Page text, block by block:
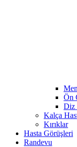
Ön
Diz
Kalça
Kırıklar
Hasta Görüşleri
Randevu